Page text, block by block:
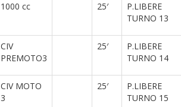
1000 cc 25′
P.LIBERE
TURNO 13
CIV
PREMOTO3
25′
P.LIBERE
TURNO 14
CIV MOTO
3
25′
P.LIBERE
TURNO 15